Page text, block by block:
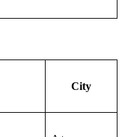
City